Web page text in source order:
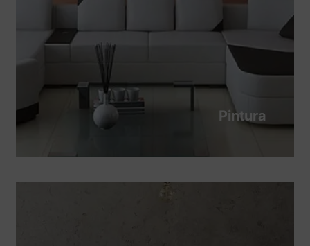
Pintura